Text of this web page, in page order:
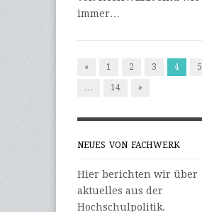
immer…
« 1 2 3 4 5
… 14 »
NEUES VON FACHWERK
Hier berichten wir über
aktuelles aus der
Hochschulpolitik.